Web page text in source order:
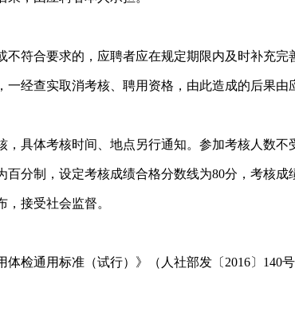
符合要求的，应聘者应在规定期限内及时补充完
经查实取消考核、聘用资格，由此造成的后果由
具体考核时间、地点另行通知。参加考核人数不
分制，设定考核成绩合格分数线为80分，考核成
接受社会监督。
检通用标准（试行）》（人社部发〔2016〕140